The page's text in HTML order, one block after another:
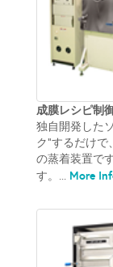
成膜レシピ制
独自開発した
ク”するだけ
の蒸着装置で
す。... More